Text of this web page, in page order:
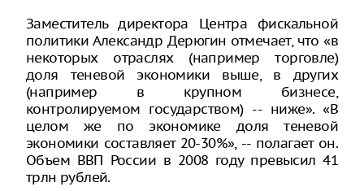
Заместитель директора Центра фискальной
политики Александр Дерюгин отмечает, что «в
некоторых отраслях (например торговле)
доля теневой экономики выше, в других
(например в крупном бизнесе,
контролируемом государством) -- ниже». «В
целом же по экономике доля теневой
экономики составляет 20-30%», -- полагает он.
Объем ВВП России в 2008 году превысил 41
трлн рублей.